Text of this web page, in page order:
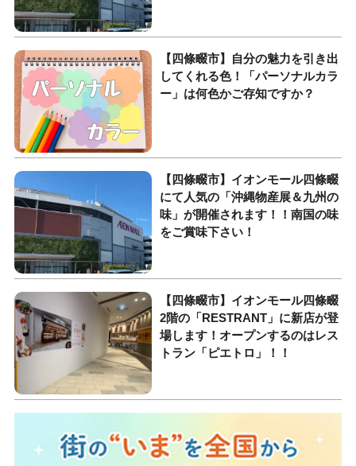
【四條畷市】自分の魅力を引き出
してくれる色！「パーソナルカラ
ー」は何色かご存知ですか？
【四條畷市】イオンモール四條畷
にて人気の「沖縄物産展＆九州の
味」が開催されます！！南国の味
をご賞味下さい！
【四條畷市】イオンモール四條畷
2階の「RESTRANT」に新店が登
場します！オープンするのはレス
トラン「ピエトロ」！！